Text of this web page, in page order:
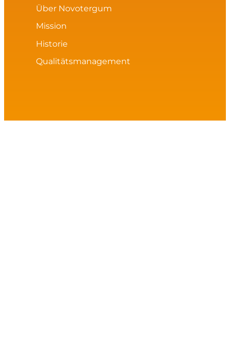
Über Novotergum
Mission
Historie
Qualitätsmanagement